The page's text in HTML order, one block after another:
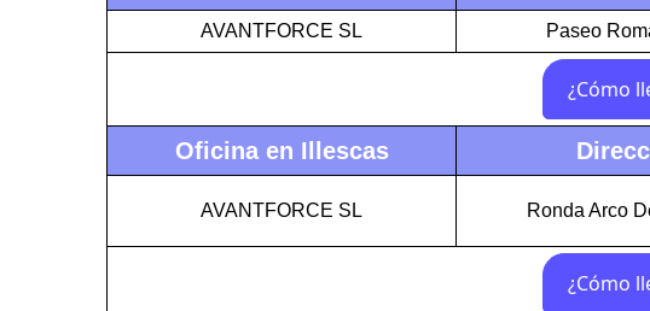
AVANTFORCE SL Paseo
Oficina en Illescas
AVANTFORCE SL Ronda Arco